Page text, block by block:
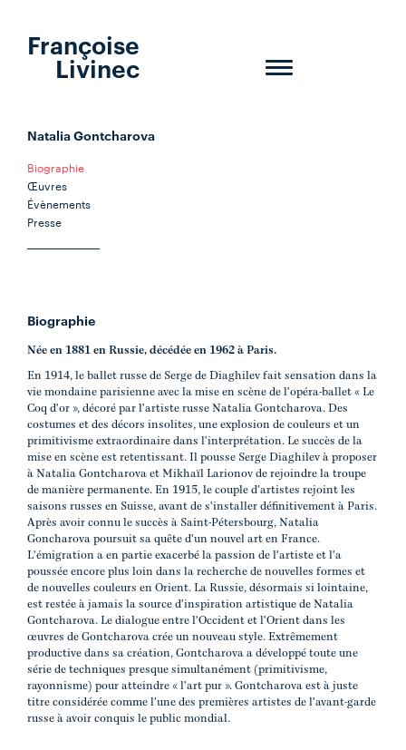
Toggle
Françoise
Livinec
Natalia Gontcharova
Biographie
Œuvres
Évènements
Presse
Biographie
Née en 1881 en Russie, décédée en 1962 à Paris.
En 1914, le ballet russe de Serge de Diaghilev fait sensation dans la
vie mondaine parisienne avec la mise en scène de l'opéra-ballet « Le
Coq d'or », décoré par l'artiste russe Natalia Gontcharova. Des
costumes et des décors insolites, une explosion de couleurs et un
primitivisme extraordinaire dans l'interprétation. Le succès de la
mise en scène est retentissant. Il pousse Serge Diaghilev à proposer
à Natalia Gontcharova et Mikhaïl Larionov de rejoindre la troupe
de manière permanente. En 1915, le couple d'artistes rejoint les
saisons russes en Suisse, avant de s'installer définitivement à Paris.
Après avoir connu le succès à Saint-Pétersbourg, Natalia
Goncharova poursuit sa quête d'un nouvel art en France.
L'émigration a en partie exacerbé la passion de l'artiste et l'a
poussée encore plus loin dans la recherche de nouvelles formes et
de nouvelles couleurs en Orient. La Russie, désormais si lointaine,
est restée à jamais la source d'inspiration artistique de Natalia
Gontcharova. Le dialogue entre l'Occident et l'Orient dans les
œuvres de Gontcharova crée un nouveau style. Extrêmement
productive dans sa création, Gontcharova a développé toute une
série de techniques presque simultanément (primitivisme,
rayonnisme) pour atteindre « l'art pur ». Gontcharova est à juste
titre considérée comme l'une des premières artistes de l'avant-garde
russe à avoir conquis le public mondial.